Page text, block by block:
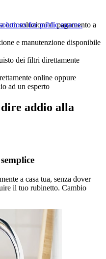
for public spaces.
con soluzioni di pagamento a
e manutenzione disponibile
dei filtri direttamente
online oppure
ad un esperto
addio alla
a casa tua, senza dover
il tuo rubinetto. Cambio